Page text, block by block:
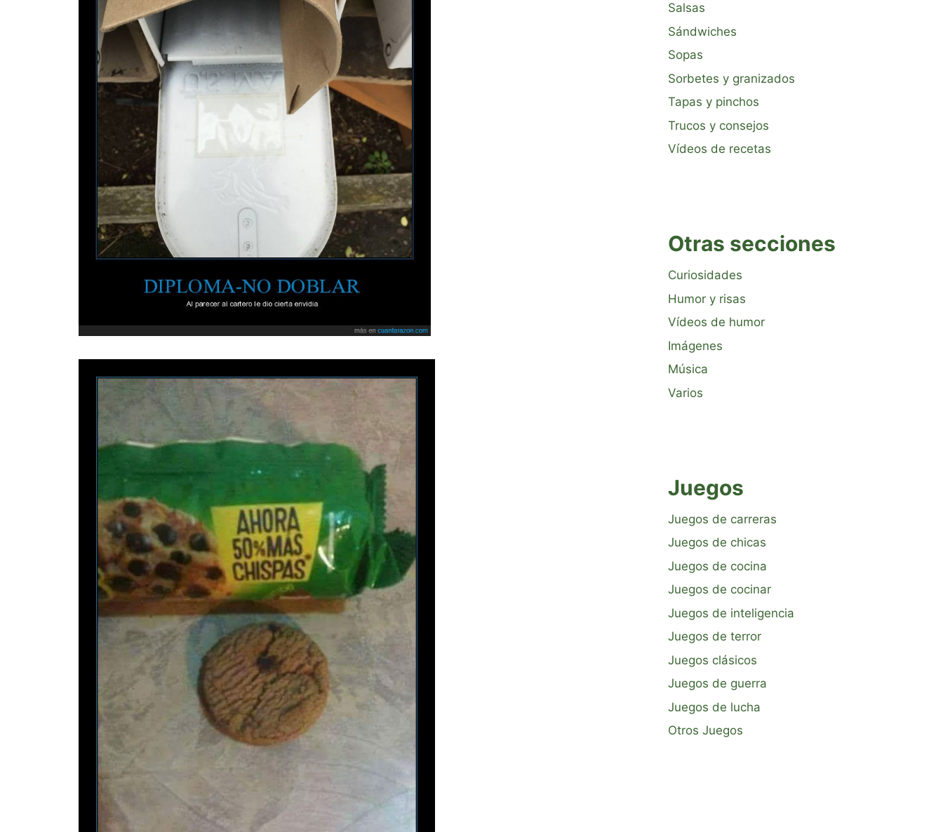
Salsas
Sándwiches
Sopas
Sorbetes y granizados
Tapas y pinchos
Trucos y consejos
Vídeos de recetas
Otras secciones
Curiosidades
Humor y risas
Vídeos de humor
Imágenes
Música
Varios
Juegos
Juegos de carreras
Juegos de chicas
Juegos de cocina
Juegos de cocinar
Juegos de inteligencia
Juegos de terror
Juegos clásicos
Juegos de guerra
Juegos de lucha
Otros Juegos